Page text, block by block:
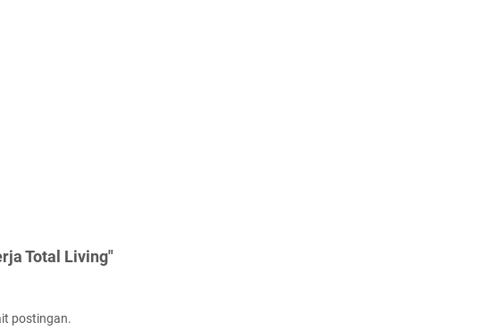
Total Living"
postingan.